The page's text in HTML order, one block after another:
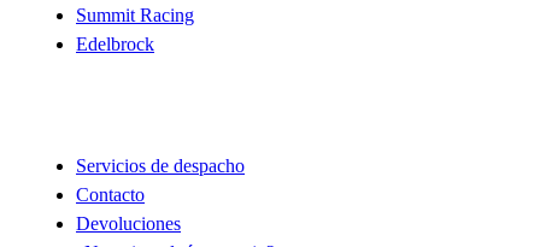
Summit Racing
Edelbrock
Servicios de despacho
Contacto
Devoluciones